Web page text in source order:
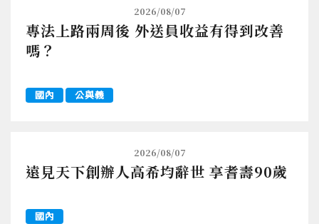
2026/08/07
專法上路兩周後 外送員收益有得到改善
嗎？
國內 公與義
2026/08/07
遠見天下創辦人高希均辭世 享耆壽90歲
國內